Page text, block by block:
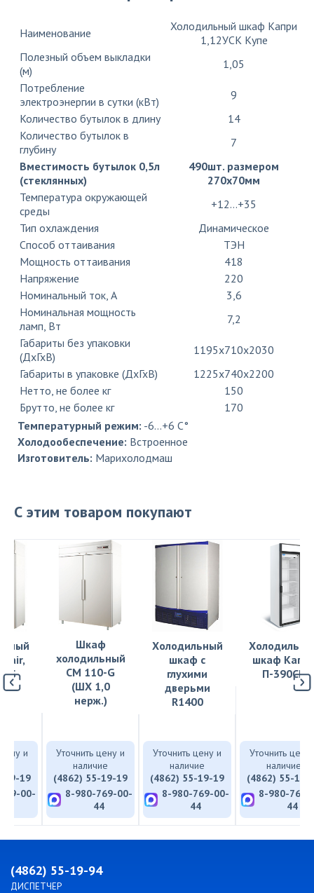
Наименование
Холодильный шкаф Капри
1,12УСК Купе
Полезный объем выкладки
(м)
1,05
Потребление
электроэнергии в сутки (кВт)
9
Количество бутылок в длину
14
Количество бутылок в
глубину
7
Вместимость бутылок 0,5л
(стеклянных)
490шт. размером
270х70мм
Температура окружающей
среды
+12…+35
Тип охлаждения
Динамическое
Способ оттаивания
ТЭН
Мощность оттаивания
418
Напряжение
220
Номинальный ток, A
3,6
Номинальная мощность
ламп, Вт
7,2
Габариты без упаковки
(ДхГхВ)
1195х710х2030
Габариты в упаковке (ДхГхВ)
1225х740х2200
Нетто, не более кг
150
Брутто, не более кг
170
Температурный режим: -6…+6 C°
Холодообеспечение: Встроенное
Изготовитель: Марихолодмаш
С этим товаром покупают
S
и
19-19
00-
Шкаф
холодильный
СМ 110-G
(ШХ 1,0
нерж.)
Уточнить цену и
наличие
(4862) 55-19-19
8-980-769-00-
44
Холодильный
шкаф с
глухими
дверьми
R1400
Уточнить цену и
наличие
(4862) 55-19-19
8-980-769-00-
44
шкаф
П-390СК
Уточнить цену
наличие
(4862) 55-19-
8-980-769-
44
(4862) 55-19-94
ДИСПЕТЧЕР